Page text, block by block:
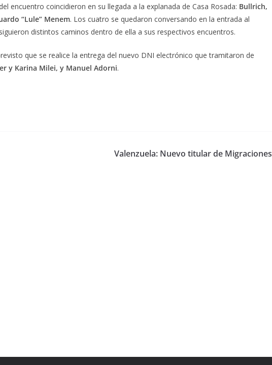
encuentro coincidieron en su llegada a la explanada de Casa Rosada: Bullrich,
“Lule” Menem. Los cuatro se quedaron conversando en la entrada al
distintos caminos dentro de ella a sus respectivos encuentros.
que se realice la entrega del nuevo DNI electrónico que tramitaron de
y Karina Milei, y Manuel Adorni.
Valenzuela: Nuevo titular de Migraciones